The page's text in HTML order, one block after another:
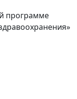
программе